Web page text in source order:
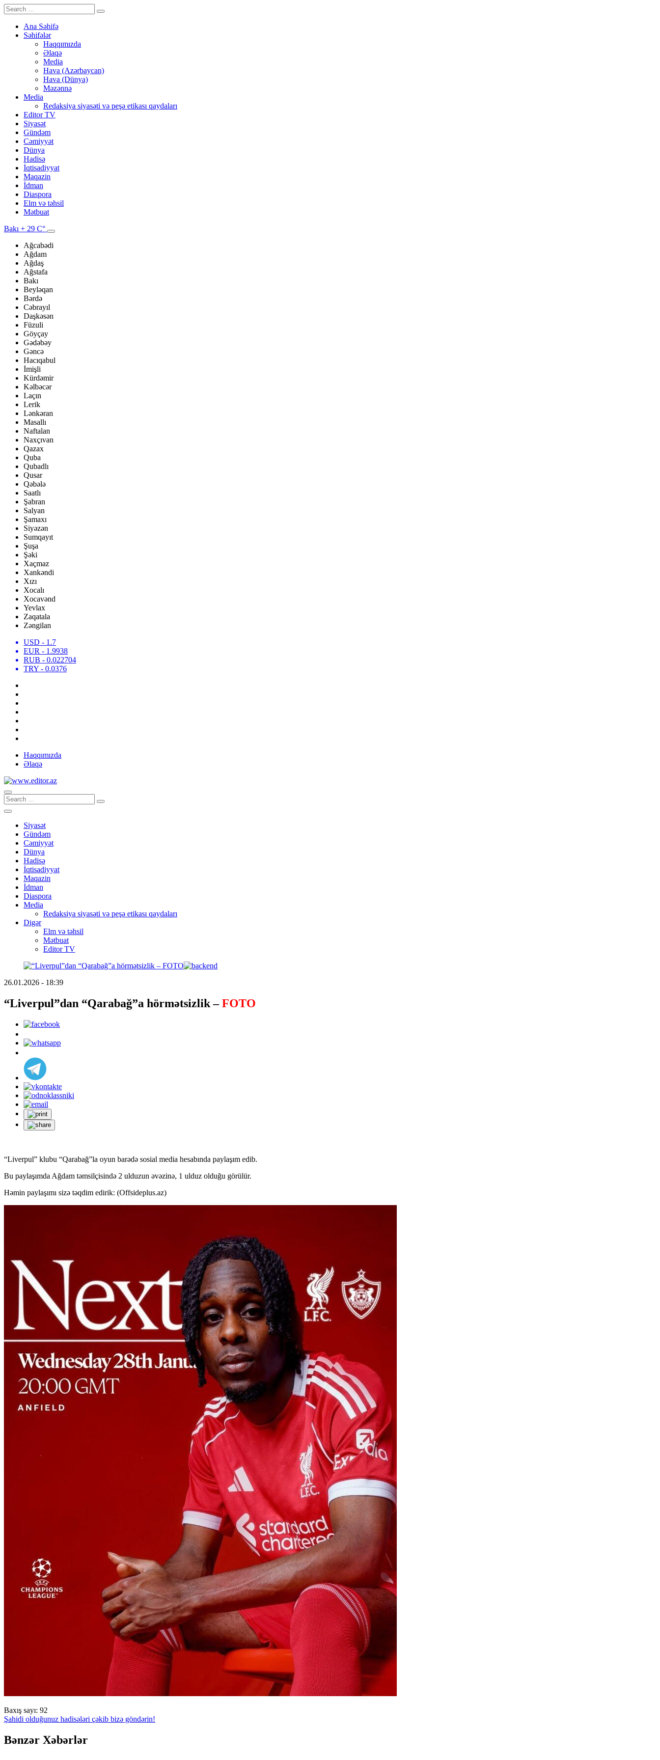
Ana Səhifə
Səhifələr
Haqqımızda
Əlaqə
Media
Hava (Azərbaycan)
Hava (Dünya)
Məzənnə
Media
Redaksiya siyasəti və peşə etikası qaydaları
Editor TV
Siyasət
Gündəm
Cəmiyyət
Dünya
Hadisə
İqtisadiyyat
Maqazin
İdman
Diaspora
Elm və təhsil
Mətbuat
Bakı + 29 C°
Ağcabədi
Ağdam
Ağdaş
Ağstafa
Bakı
Beyləqan
Bərdə
Cəbrayıl
Daşkəsən
Füzuli
Göyçay
Gədəbəy
Gəncə
Hacıqabul
İmişli
Kürdəmir
Kəlbəcər
Laçın
Lerik
Lənkəran
Masallı
Naftalan
Naxçıvan
Qazax
Quba
Qubadlı
Qusar
Qəbələ
Saatlı
Şabran
Salyan
Şamaxı
Siyəzən
Sumqayıt
Şuşa
Şəki
Xaçmaz
Xankəndi
Xızı
Xocalı
Xocavənd
Yevlax
Zaqatala
Zəngilan
USD - 1.7
EUR - 1.9938
RUB - 0.022704
TRY - 0.0376
Haqqımızda
Əlaqə
Siyasət
Gündəm
Cəmiyyət
Dünya
Hadisə
İqtisadiyyat
Maqazin
İdman
Diaspora
Media
Redaksiya siyasəti və peşə etikası qaydaları
Digər
Elm və təhsil
Mətbuat
Editor TV
26.01.2026 - 18:39
“Liverpul”dan “Qarabağ”a hörmətsizlik –FOTO
“Liverpul” klubu “Qarabağ”la oyun barədə sosial media hesabında paylaşım edib.
Bu paylaşımda Ağdam təmsilçisində 2 ulduzun əvəzinə, 1 ulduz olduğu görülür.
Həmin paylaşımı sizə təqdim edirik: (Offsideplus.az)
Baxış sayı: 92
Şahidi olduğunuz hadisələri çəkib bizə göndərin!
Bənzər Xəbərlər